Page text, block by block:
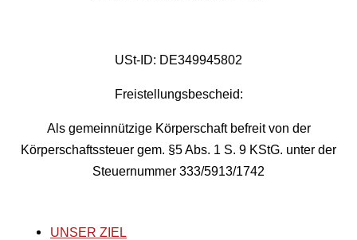
USt-ID: DE349945802
Freistellungsbescheid:
Als gemeinnützige Körperschaft befreit von der
Körperschaftssteuer gem. §5 Abs. 1 S. 9 KStG. unter der
Steuernummer 333/5913/1742
UNSER ZIEL